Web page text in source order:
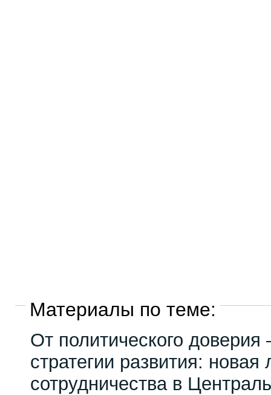
Материалы по теме:
От политического
стратегии развития: новая
сотрудничества в